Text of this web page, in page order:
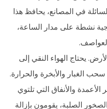
في المصانع، يحافظ هذا
نشطة على مدار الساعة،
يحتاج الهواء النقي إلى
سحب الغبار والأبخرة والحرارة.
والأنفاق التي تلتوي
الصلبة، يقومون بإزالة